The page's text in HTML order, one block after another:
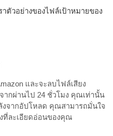
าตัวอย่างของไฟล์เป้าหมายของ
และจะลบไฟล์เสียง
กผ่านไป 24 ชั่วโมง คุณเท่านั้น
งจากอัปโหลด คุณสามารถมั่นใจ
ที่ละเอียดอ่อนของคุณ